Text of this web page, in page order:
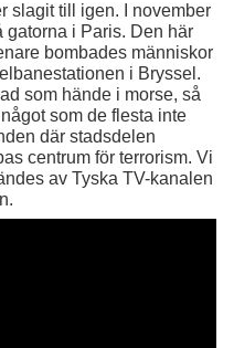
slagit till igen. I november
gatorna i Paris. Den här
bombades människor
i Bryssel.
som hände i morse, så
som de flesta inte
där stadsdelen
centrum för terrorism. Vi
av Tyska TV-kanalen